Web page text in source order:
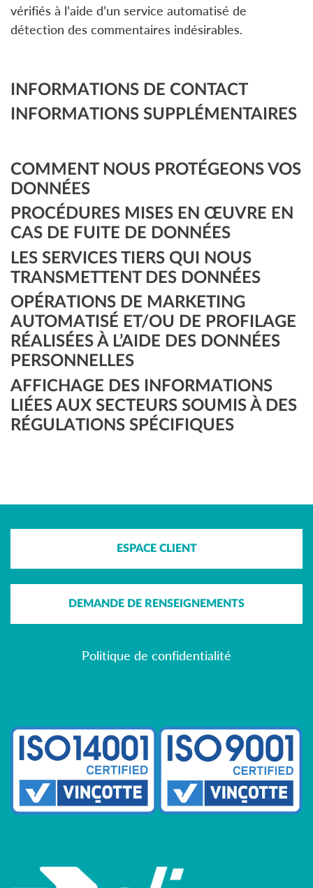
vérifiés à l’aide d’un service automatisé de
détection des commentaires indésirables.
INFORMATIONS DE CONTACT
INFORMATIONS SUPPLÉMENTAIRES
COMMENT NOUS PROTÉGEONS VOS
DONNÉES
PROCÉDURES MISES EN ŒUVRE EN
CAS DE FUITE DE DONNÉES
LES SERVICES TIERS QUI NOUS
TRANSMETTENT DES DONNÉES
OPÉRATIONS DE MARKETING
AUTOMATISÉ ET/OU DE PROFILAGE
RÉALISÉES À L’AIDE DES DONNÉES
PERSONNELLES
AFFICHAGE DES INFORMATIONS
LIÉES AUX SECTEURS SOUMIS À DES
RÉGULATIONS SPÉCIFIQUES
ESPACE CLIENT
DEMANDE DE RENSEIGNEMENTS
Politique de confidentialité